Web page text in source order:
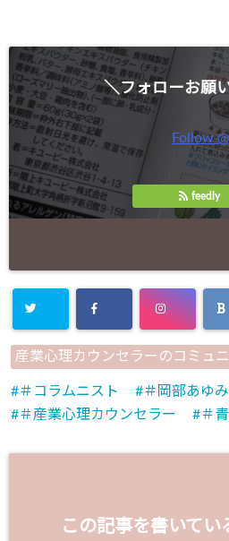
＼フォローお願
Follow @
feedly
産業心理カウンセラーのコミュ
＃コラムニスト ＃岡部あゆみ
＃産業心理カウンセラー
＃
この記事を書いてい